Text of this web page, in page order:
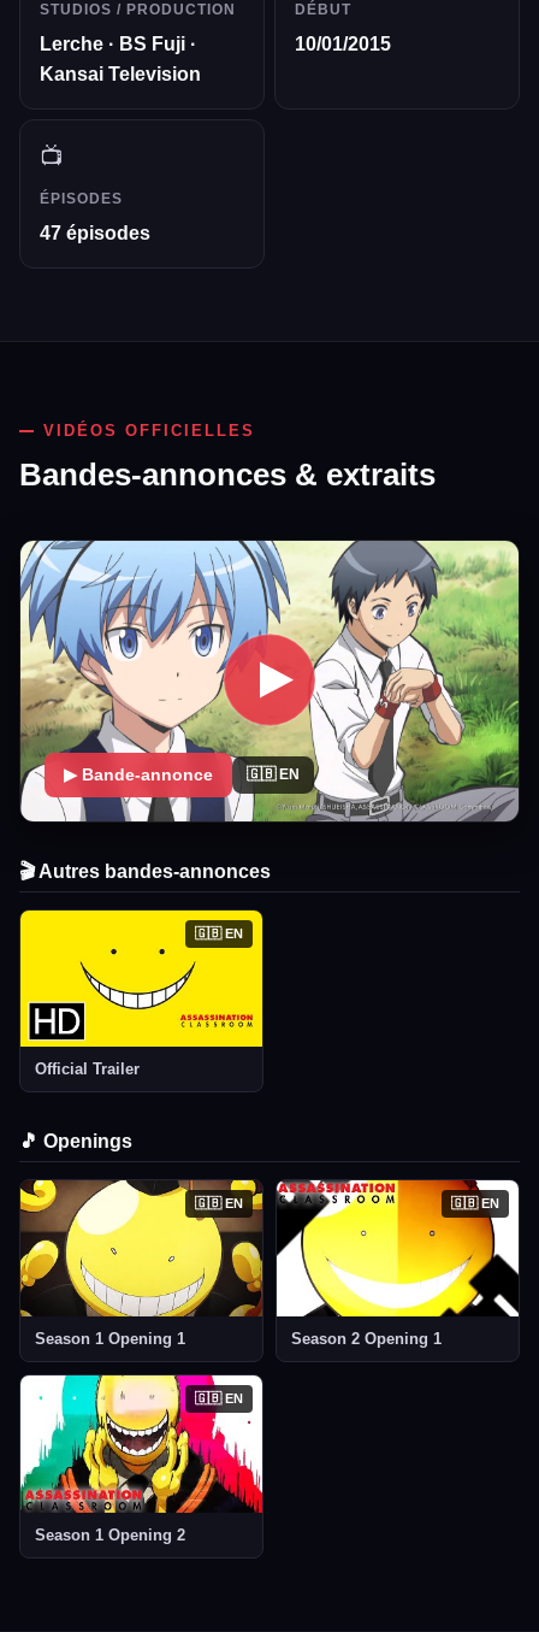
STUDIOS / PRODUCTION
Lerche · BS Fuji ·
Kansai Television
DÉBUT
10/01/2015
📺
ÉPISODES
47 épisodes
VIDÉOS OFFICIELLES
Bandes-annonces & extraits
▶ Bande-annonce 🇬🇧 EN
🎬 Autres bandes-annonces
🇬🇧 EN
Official Trailer
🎵 Openings
🇬🇧 EN
Season 1 Opening 1
🇬🇧 EN
Season 2 Opening 1
🇬🇧 EN
Season 1 Opening 2